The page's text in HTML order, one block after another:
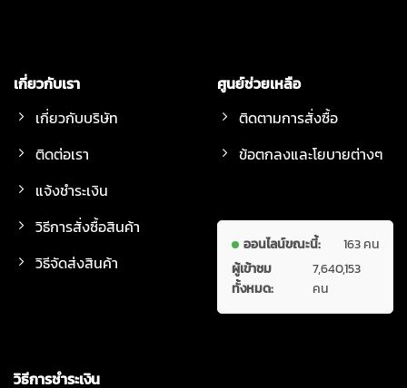
เกี่ยวกับเรา
เกี่ยวกับบริษัท
ติดต่อเรา
แจ้งชำระเงิน
วิธีการสั่งซื้อสินค้า
วิธีจัดส่งสินค้า
ศูนย์ช่วยเหลือ
ติดตามการสั่งซื้อ
ข้อตกลงและโยบายต่างๆ
ออนไลน์ขณะนี้:
163 คน
ผู้เข้าชม
ทั้งหมด:
7,640,153
คน
วิธีการชำระเงิน